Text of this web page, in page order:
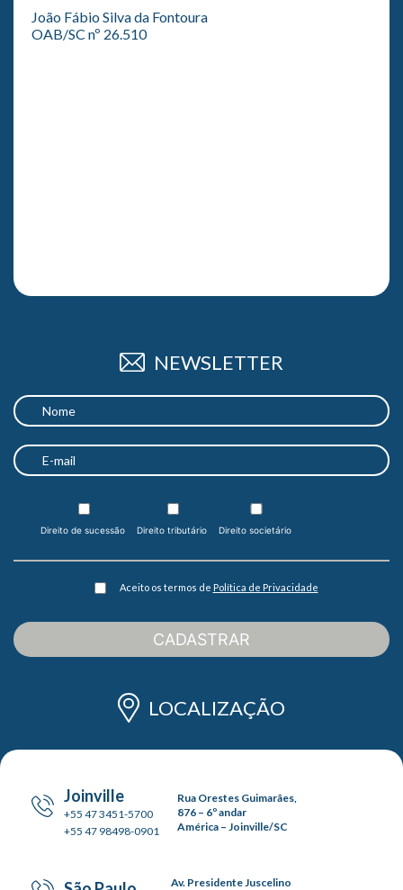
João Fábio Silva da Fontoura
OAB/SC nº 26.510
NEWSLETTER
Direito de sucessão Direito tributário Direito societário
Aceito os termos de Política de Privacidade
CADASTRAR
LOCALIZAÇÃO
Joinville
+55 47 3451-5700
+55 47 98498-0901
Rua Orestes Guimarães,
876 – 6º andar
América – Joinville/SC
Av. Presidente Juscelino